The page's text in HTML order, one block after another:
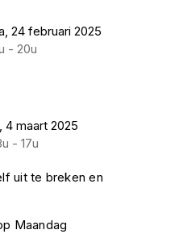
24 februari 2025
- 20u
4 maart 2025
- 17u
uit te breken en
Maandag